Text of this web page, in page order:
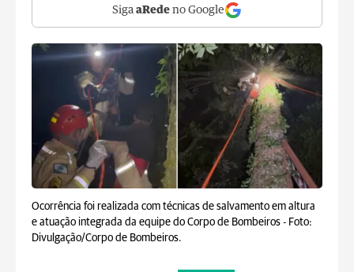
Siga aRede no Google
Ocorrência foi realizada com técnicas de salvamento em altura
e atuação integrada da equipe do Corpo de Bombeiros - Foto:
Divulgação/Corpo de Bombeiros.